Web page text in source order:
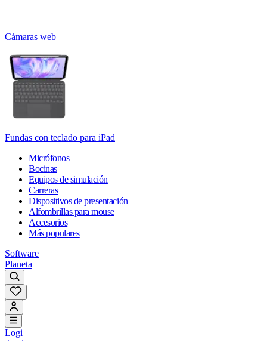
Cámaras web
Fundas con teclado para iPad
Micrófonos
Bocinas
Equipos de simulación
Carreras
Dispositivos de presentación
Alfombrillas para mouse
Accesorios
Más populares
Software
Planeta
Logi